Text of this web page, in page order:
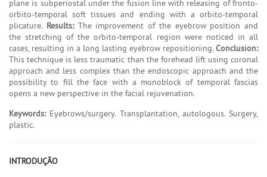
plane is subperiostal under the fusion line with releasing of fronto-
orbito-temporal soft tissues and ending with a orbito-temporal
plicature. Results:The improvement of the eyebrow position and
the stretching of the orbito-temporal region were noticed in all
cases, resulting in a long lasting eyebrow repositioning.Conclusion:
This technique is less traumatic than the forehead lift using coronal
approach and less complex than the endoscopic approach and the
possibility to fill the face with a monoblock of temporal fascias
opens a new perspective in the facial rejuvenation.
Keywords:Eyebrows/surgery. Transplantation, autologous. Surgery,
plastic.
INTRODUÇÃO